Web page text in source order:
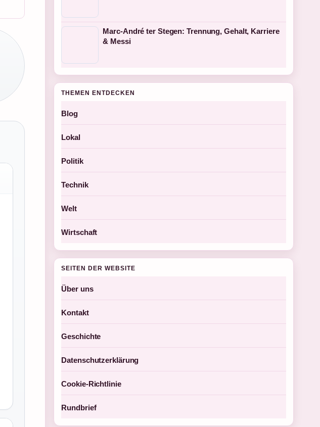
Marc-André ter Stegen: Trennung, Gehalt, Karriere
& Messi
THEMEN ENTDECKEN
Blog
Lokal
Politik
Technik
Welt
Wirtschaft
SEITEN DER WEBSITE
Über uns
Kontakt
Geschichte
Datenschutzerklärung
Cookie-Richtlinie
Rundbrief